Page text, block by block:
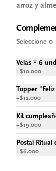
arroz y
Seleccione 0
Velas * 6 und
+$10.000
Topper
+$12.000
Kit
+$19.000
Postal
+$6.000